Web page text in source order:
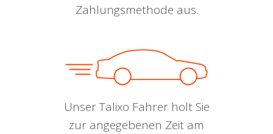
Zahlungsmethode aus.
Unser Talixo Fahrer holt Sie
zur angegebenen Zeit am